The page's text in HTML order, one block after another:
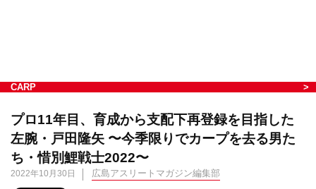
CARP
プロ11年目、育成から支配下再登録を目指した
左腕・戸田隆矢 〜今季限りでカープを去る男た
ち・惜別鯉戦士2022〜
2022年10月30日 広島アスリートマガジン編集部